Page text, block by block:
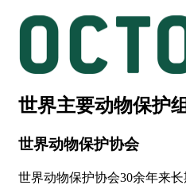
世界主要动物保护
世界动物保护协会
世界动物保护协会30余年来